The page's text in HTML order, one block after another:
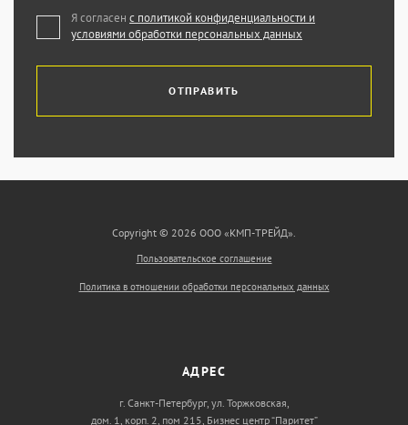
Я согласен с политикой конфиденциальности и
условиями обработки персональных данных
ОТПРАВИТЬ
Copyright © 2026 ООО «КМП-ТРЕЙД».
Пользовательское соглашение
Политика в отношении обработки персональных данных
АДРЕС
г. Санкт-Петербург, ул. Торжковская,
дом. 1, корп. 2, пом 215, Бизнес центр “Паритет”